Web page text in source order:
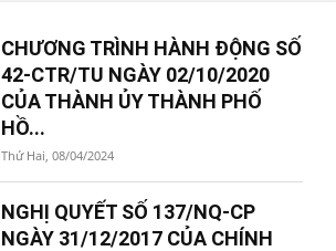
CHƯƠNG TRÌNH HÀNH ĐỘNG SỐ
42-CTR/TU NGÀY 02/10/2020
CỦA THÀNH ỦY THÀNH PHỐ
HỒ...
Thứ Hai, 08/04/2024
NGHỊ QUYẾT SỐ 137/NQ-CP
NGÀY 31/12/2017 CỦA CHÍNH